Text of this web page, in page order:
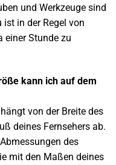
und Werkzeuge sind
in der Regel von
einer Stunde zu
kann ich auf dem
von der Breite des
deines Fernsehers ab.
des
mit den Maßen deines